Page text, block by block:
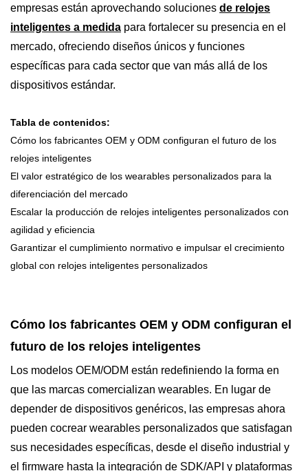
empresas están aprovechando soluciones de relojes
inteligentes a medida para fortalecer su presencia en el
mercado, ofreciendo diseños únicos y funciones
específicas para cada sector que van más allá de los
dispositivos estándar.
Tabla de contenidos:
Cómo los fabricantes OEM y ODM configuran el futuro de los
relojes inteligentes
El valor estratégico de los wearables personalizados para la
diferenciación del mercado
Escalar la producción de relojes inteligentes personalizados con
agilidad y eficiencia
Garantizar el cumplimiento normativo e impulsar el crecimiento
global con relojes inteligentes personalizados
Cómo los fabricantes OEM y ODM configuran el
futuro de los relojes inteligentes
Los modelos OEM/ODM están redefiniendo la forma en
que las marcas comercializan wearables. En lugar de
depender de dispositivos genéricos, las empresas ahora
pueden cocrear wearables personalizados que satisfagan
sus necesidades específicas, desde el diseño industrial y
el firmware hasta la integración de SDK/API y plataformas